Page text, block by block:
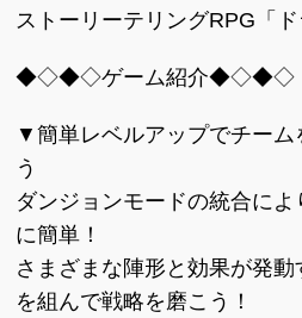
ストーリーテリングRPG「
◆◇◆◇ゲーム紹介◆◇◆◇
▼簡単レベルアップでチーム
う
ダンジョンモードの統合に
に簡単！
さまざまな陣形と効果が発
を組んで戦略を磨こう！